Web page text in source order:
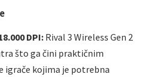
DPI: Rival 3 Wireless Gen 2
što ga čini praktičnim
igrače kojima je potrebna